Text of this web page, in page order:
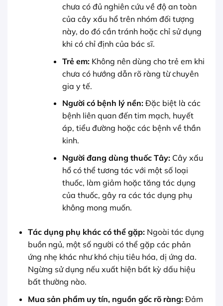
chưa có đủ nghiên cứu về độ an toàn
của cây xấu hổ trên nhóm đối tượng
này, do đó cần tránh hoặc chỉ sử dụng
khi có chỉ định của bác sĩ.
Trẻ em:Không nên dùng cho trẻ em khi
chưa có hướng dẫn rõ ràng từ chuyên
gia y tế.
Người có bệnh lý nền:Đặc biệt là các
bệnh liên quan đến tim mạch, huyết
áp, tiểu đường hoặc các bệnh về thần
kinh.
Người đang dùng thuốc Tây:Cây xấu
hổ có thể tương tác với một số loại
thuốc, làm giảm hoặc tăng tác dụng
của thuốc, gây ra các tác dụng phụ
không mong muốn.
Tác dụng phụ khác có thể gặp:Ngoài tác dụng
buồn ngủ, một số người có thể gặp các phản
ứng nhẹ khác như khó chịu tiêu hóa, dị ứng da.
Ngừng sử dụng nếu xuất hiện bất kỳ dấu hiệu
bất thường nào.
Mua sản phẩm uy tín, nguồn gốc rõ ràng:Đảm